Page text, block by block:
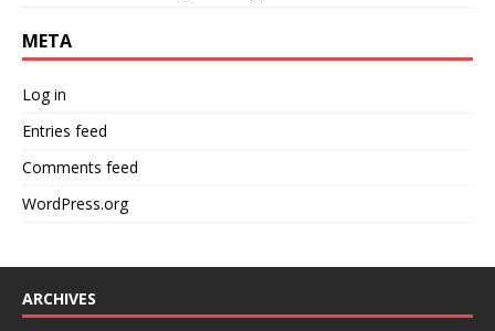
META
Log in
Entries feed
Comments feed
WordPress.org
ARCHIVES